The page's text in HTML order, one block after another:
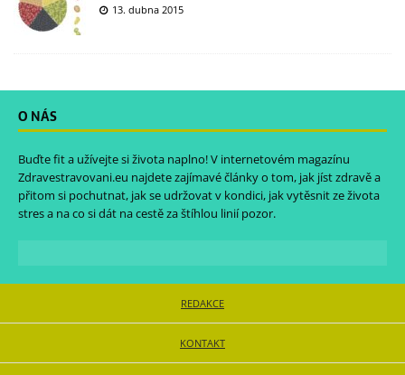
13. dubna 2015
O NÁS
Buďte fit a užívejte si života naplno! V internetovém magazínu
Zdravestravovani.eu najdete zajímavé články o tom, jak jíst zdravě a
přitom si pochutnat, jak se udržovat v kondici, jak vytěsnit ze života
stres a na co si dát na cestě za štíhlou linií pozor.
REDAKCE
KONTAKT